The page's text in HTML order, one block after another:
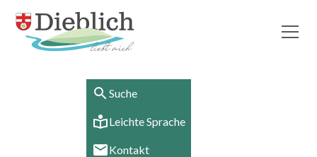
Suche
Leichte Sprache
Kontakt